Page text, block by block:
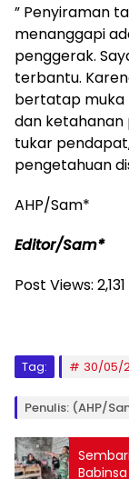
” Penyiraman
menanggapi
penggerak.
terbantu.
bertatap muka
dan ketahanan
tukar
pengetahuan
AHP/Sam*
Editor/Sam*
Post Views: 2,131
Tag: 30/05/
Penulis: (AHP/